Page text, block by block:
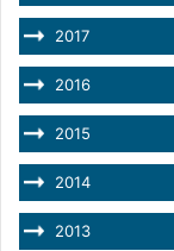
2017
2016
2015
2014
2013